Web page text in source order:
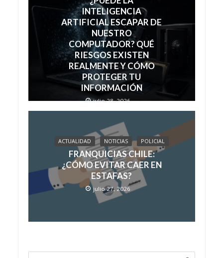
INTELIGENCIA
ARTIFICIAL ESCAPAR DE
NUESTRO
COMPUTADOR? QUÉ
RIESGOS EXISTEN
REALMENTE Y CÓMO
PROTEGER TU
INFORMACIÓN
julio 28, 2026
ACTUALIDAD NOTICIAS POLICIAL
FRANQUICIAS CHILE:
¿CÓMO EVITAR CAER EN
ESTAFAS?
julio 27, 2026